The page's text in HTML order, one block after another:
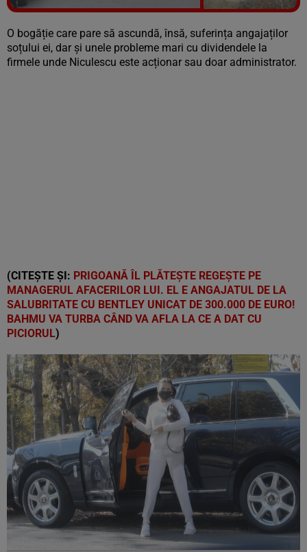
Vezi galeria foto
17 poze
O bogăție care pare să ascundă, însă, suferința angajaților
soțului ei, dar și unele probleme mari cu dividendele la
firmele unde Niculescu este acționar sau doar administrator.
(CITEȘTE ȘI: PRIGOANĂ ÎL PLĂTEŞTE REGEŞTE PE
MANAGERUL AFACERILOR LUI. EL E ANGAJATUL DE LA
SALUBRITATE CU BENTLEY UNICAT DE 300.000 DE EURO!
BAHMU VA TURBA CÂND VA AFLA LA CE A DAT CU
PICIORUL)